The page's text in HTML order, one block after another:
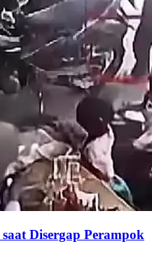
Disergap Perampok